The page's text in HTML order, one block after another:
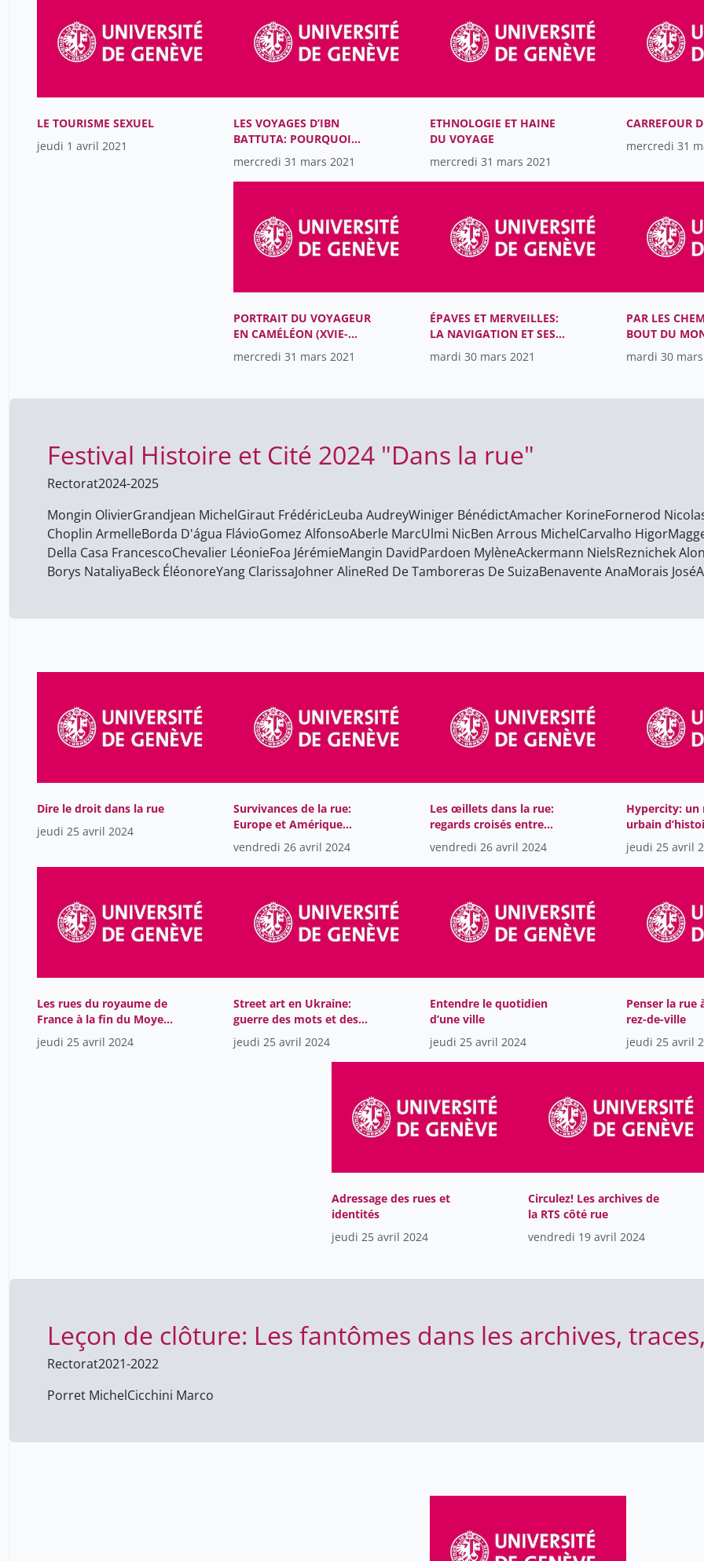
LE TOURISME SEXUEL
jeudi 1 avril 2021
LES VOYAGES D’IBN
BATTUTA: POURQUOI
PARTIR, POURQUOI
RENTRER?
mercredi 31 mars 2021
ETHNOLOGIE ET HAINE
DU VOYAGE
mercredi 31 mars 2021
CARREFOUR
mercredi 31
PORTRAIT DU VOYAGEUR
EN CAMÉLÉON (XVIE-
XVIIE SIÈCLES)
mercredi 31 mars 2021
ÉPAVES ET MERVEILLES:
LA NAVIGATION ET SES
VESTIGES EN
MÉDITERRANÉE ANTIQUE
mardi 30 mars 2021
PAR LES
BOUT DU
VOYAGES
JAPON
mardi 30 mars
Festival Histoire et Cité 2024 "Dans la rue"
Rectorat2024-2025
Mongin OlivierGrandjean MichelGiraut FrédéricLeuba AudreyWiniger BénédictAmacher KorineFornerod
Choplin ArmelleBorda D'água FlávioGomez AlfonsoAberle MarcUlmi NicBen Arrous MichelCarvalho Higor
Della Casa FrancescoChevalier LéonieFoa JérémieMangin DavidPardoen MylèneAckermann NielsReznichek
Borys NataliyaBeck ÉléonoreYang ClarissaJohner AlineRed De Tamboreras De SuizaBenavente AnaMorais José
Dire le droit dans la rue
jeudi 25 avril 2024
Survivances de la rue:
Europe et Amérique
latine
vendredi 26 avril 2024
Les œillets dans la rue:
regards croisés entre
Ana Benavente et José
Morais
vendredi 26 avril 2024
Hypercity: un
urbain
cliquer
jeudi 25 avril
Les rues du royaume de
France à la fin du Moyen
Âge: théâtre de la
conversation
jeudi 25 avril 2024
Street art en Ukraine:
guerre des mots et des
images
jeudi 25 avril 2024
Entendre le quotidien
d’une ville
jeudi 25 avril 2024
Penser la rue
rez-de-ville
jeudi 25 avril
Adressage des rues et
identités
jeudi 25 avril 2024
Circulez! Les archives de
la RTS côté rue
vendredi 19 avril 2024
Leçon de clôture: Les fantômes dans les archives,
Rectorat2021-2022
Porret MichelCicchini Marco